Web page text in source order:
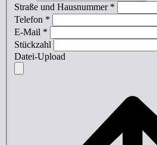
Straße und Hausnummer *
Telefon *
E-Mail *
Stückzahl
Datei-Upload